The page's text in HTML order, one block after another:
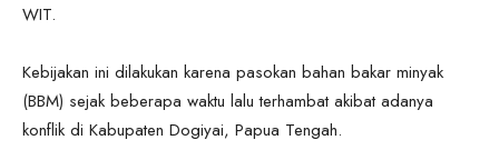
WIT.
Kebijakan ini dilakukan karena pasokan bahan bakar minyak
(BBM) sejak beberapa waktu lalu terhambat akibat adanya
konflik di Kabupaten Dogiyai, Papua Tengah.